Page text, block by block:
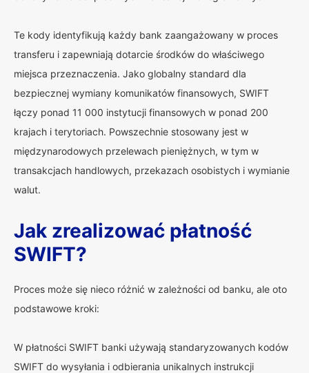
Te kody identyfikują każdy bank zaangażowany w proces
transferu i zapewniają dotarcie środków do właściwego
miejsca przeznaczenia. Jako globalny standard dla
bezpiecznej wymiany komunikatów finansowych, SWIFT
łączy ponad 11 000 instytucji finansowych w ponad 200
krajach i terytoriach. Powszechnie stosowany jest w
międzynarodowych przelewach pieniężnych, w tym w
transakcjach handlowych, przekazach osobistych i wymianie
walut.
Jak zrealizować płatność
SWIFT?
Proces może się nieco różnić w zależności od banku, ale oto
podstawowe kroki:
W płatności SWIFT banki używają standaryzowanych kodów
SWIFT do wysyłania i odbierania unikalnych instrukcji